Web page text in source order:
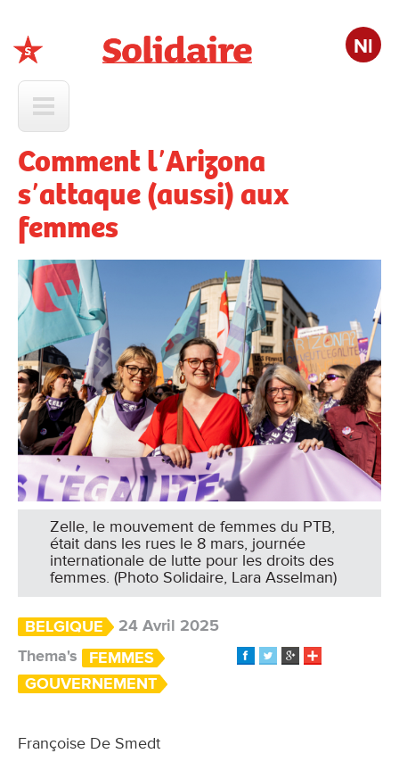
Nl
Comment lʼArizona
sʼattaque (aussi) aux
femmes
Zelle, le mouvement de femmes du PTB,
était dans les rues le 8 mars, journée
internationale de lutte pour les droits des
femmes. (Photo Solidaire, Lara Asselman)
BELGIQUE
24 Avril 2025
Thema's
FEMMES
GOUVERNEMENT
Françoise De Smedt